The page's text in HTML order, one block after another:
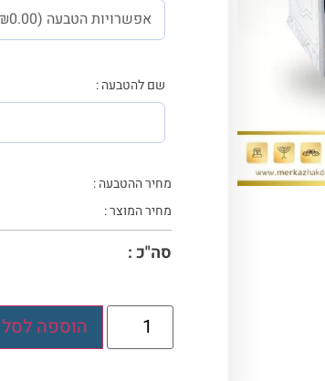
שם להטבעה :
מחיר ההטבעה :
מחיר המוצר :
סה"כ :
הוספה לסל